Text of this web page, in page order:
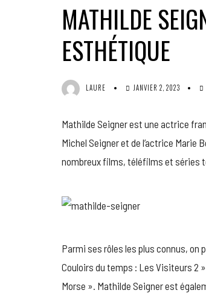
MATHILDE
ESTHÉTIQUE
LAURE JANVIER 2, 2023
Mathilde Seigner est une actrice
Michel Seigner et de l’actrice Marie
nombreux films, téléfilms et séries
Parmi ses rôles les plus connus, on
Couloirs du temps : Les Visiteurs 2
Morse ». Mathilde Seigner est